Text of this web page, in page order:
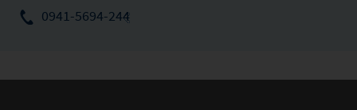
0941-5694-244